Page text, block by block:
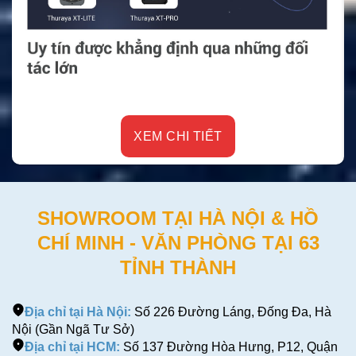
XEM CHI TIẾT
SHOWROOM TẠI HÀ NỘI & HỒ
CHÍ MINH - VĂN PHÒNG TẠI 63
TỈNH THÀNH
Địa chỉ tại Hà Nội: Số 226 Đường Láng, Đống Đa, Hà
Nội (Gần Ngã Tư Sở)
Địa chỉ tại HCM: Số 137 Đường Hòa Hưng, P12, Quận